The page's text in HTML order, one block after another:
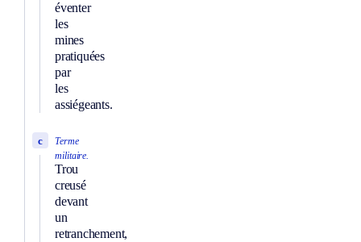
éventer
les
mines
pratiquées
par
les
assiégeants.
Terme
militaire.
Trou
creusé
devant
un
retranchement,
c